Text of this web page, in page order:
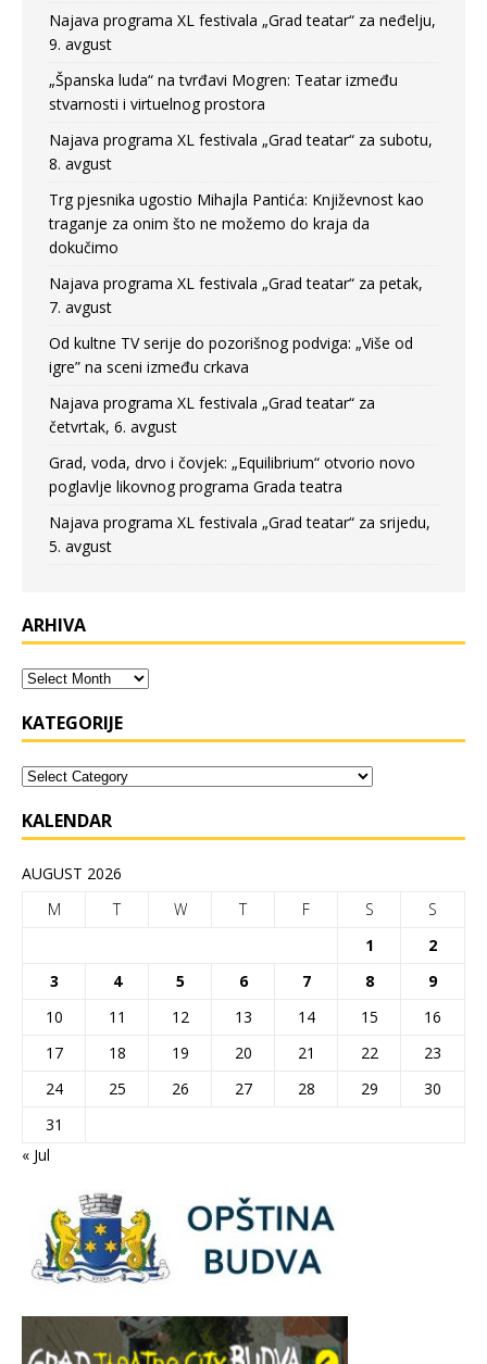
Najava programa XL festivala „Grad teatar“ za neđelju,
9. avgust
„Španska luda“ na tvrđavi Mogren: Teatar između
stvarnosti i virtuelnog prostora
Najava programa XL festivala „Grad teatar“ za subotu,
8. avgust
Trg pjesnika ugostio Mihajla Pantića: Književnost kao
traganje za onim što ne možemo do kraja da
dokučimo
Najava programa XL festivala „Grad teatar“ za petak,
7. avgust
Od kultne TV serije do pozorišnog podviga: „Više od
igre” na sceni između crkava
Najava programa XL festivala „Grad teatar“ za
četvrtak, 6. avgust
Grad, voda, drvo i čovjek: „Equilibrium“ otvorio novo
poglavlje likovnog programa Grada teatra
Najava programa XL festivala „Grad teatar“ za srijedu,
5. avgust
ARHIVA
KATEGORIJE
KALENDAR
AUGUST 2026
M
T W T F S
S
1
2
3
4 5 6 7 8
9
10
11 12 13 14 15
16
17
18 19 20 21 22
23
24
25 26 27 28 29
30
31
« Jul